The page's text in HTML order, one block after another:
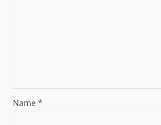
Name*